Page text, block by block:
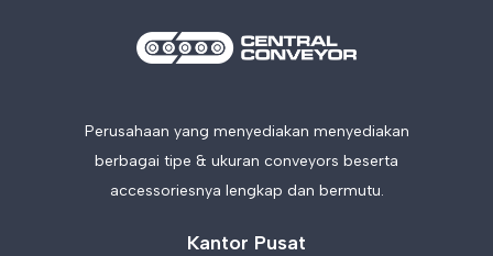
Perusahaan yang menyediakan menyediakan
berbagai tipe & ukuran conveyors beserta
accessoriesnya lengkap dan bermutu.
Kantor Pusat